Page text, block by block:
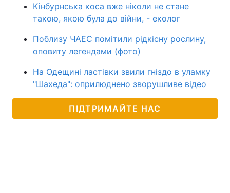
Кінбурнська коса вже ніколи не стане
такою, якою була до війни, - еколог
Поблизу ЧАЕС помітили рідкісну рослину,
оповиту легендами (фото)
На Одещині ластівки звили гніздо в уламку
"Шахеда": оприлюднено зворушливе відео
ПІДТРИМАЙТЕ НАС